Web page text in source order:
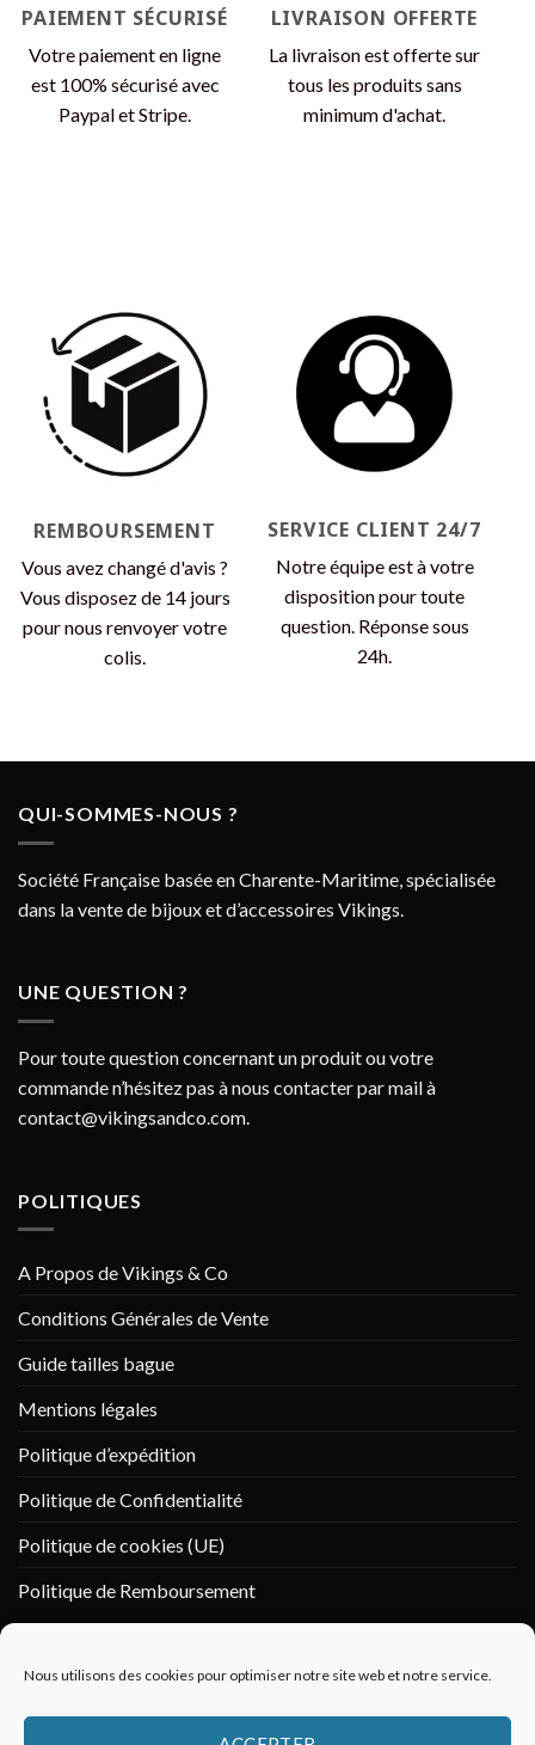
Nous utilisons des cookies pour optimiser notre site web et notre service.
produit
PAIEMENT SÉCURISÉ
Votre paiement en ligne
est 100% sécurisé avec
Paypal et Stripe.
LIVRAISON OFFERTE
La livraison est offerte sur
tous les produits sans
minimum d'achat.
REMBOURSEMENT
Vous avez changé d'avis ?
Vous disposez de 14 jours
pour nous renvoyer votre
colis.
SERVICE CLIENT 24/7
Notre équipe est à votre
disposition pour toute
question. Réponse sous
24h.
QUI-SOMMES-NOUS ?
Société Française basée en Charente-Maritime, spécialisée
dans la vente de bijoux et d’accessoires Vikings.
UNE QUESTION ?
Pour toute question concernant un produit ou votre
commande n’hésitez pas à nous contacter par mail à
contact@vikingsandco.com.
POLITIQUES
A Propos de Vikings & Co
Conditions Générales de Vente
Guide tailles bague
Mentions légales
Politique d’expédition
Politique de Confidentialité
Politique de cookies (UE)
Politique de Remboursement